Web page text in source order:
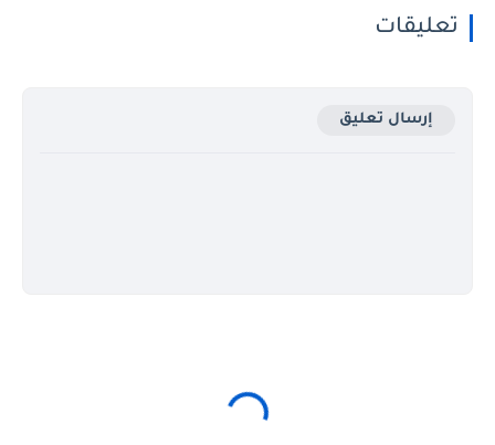
تعليقات
إرسال تعليق